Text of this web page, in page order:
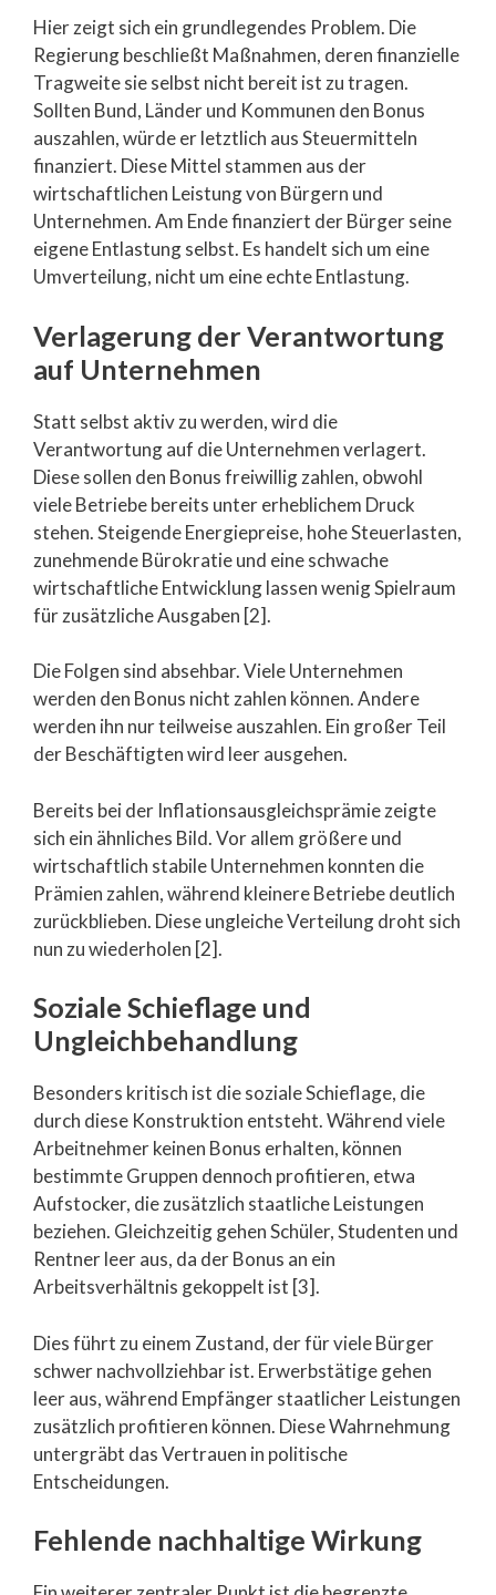
Hier zeigt sich ein grundlegendes Problem. Die
Regierung beschließt Maßnahmen, deren finanzielle
Tragweite sie selbst nicht bereit ist zu tragen.
Sollten Bund, Länder und Kommunen den Bonus
auszahlen, würde er letztlich aus Steuermitteln
finanziert. Diese Mittel stammen aus der
wirtschaftlichen Leistung von Bürgern und
Unternehmen. Am Ende finanziert der Bürger seine
eigene Entlastung selbst. Es handelt sich um eine
Umverteilung, nicht um eine echte Entlastung.
Verlagerung der Verantwortung
auf Unternehmen
Statt selbst aktiv zu werden, wird die
Verantwortung auf die Unternehmen verlagert.
Diese sollen den Bonus freiwillig zahlen, obwohl
viele Betriebe bereits unter erheblichem Druck
stehen. Steigende Energiepreise, hohe Steuerlasten,
zunehmende Bürokratie und eine schwache
wirtschaftliche Entwicklung lassen wenig Spielraum
für zusätzliche Ausgaben [2].
Die Folgen sind absehbar. Viele Unternehmen
werden den Bonus nicht zahlen können. Andere
werden ihn nur teilweise auszahlen. Ein großer Teil
der Beschäftigten wird leer ausgehen.
Bereits bei der Inflationsausgleichsprämie zeigte
sich ein ähnliches Bild. Vor allem größere und
wirtschaftlich stabile Unternehmen konnten die
Prämien zahlen, während kleinere Betriebe deutlich
zurückblieben. Diese ungleiche Verteilung droht sich
nun zu wiederholen [2].
Soziale Schieflage und
Ungleichbehandlung
Besonders kritisch ist die soziale Schieflage, die
durch diese Konstruktion entsteht. Während viele
Arbeitnehmer keinen Bonus erhalten, können
bestimmte Gruppen dennoch profitieren, etwa
Aufstocker, die zusätzlich staatliche Leistungen
beziehen. Gleichzeitig gehen Schüler, Studenten und
Rentner leer aus, da der Bonus an ein
Arbeitsverhältnis gekoppelt ist [3].
Dies führt zu einem Zustand, der für viele Bürger
schwer nachvollziehbar ist. Erwerbstätige gehen
leer aus, während Empfänger staatlicher Leistungen
zusätzlich profitieren können. Diese Wahrnehmung
untergräbt das Vertrauen in politische
Entscheidungen.
Fehlende nachhaltige Wirkung